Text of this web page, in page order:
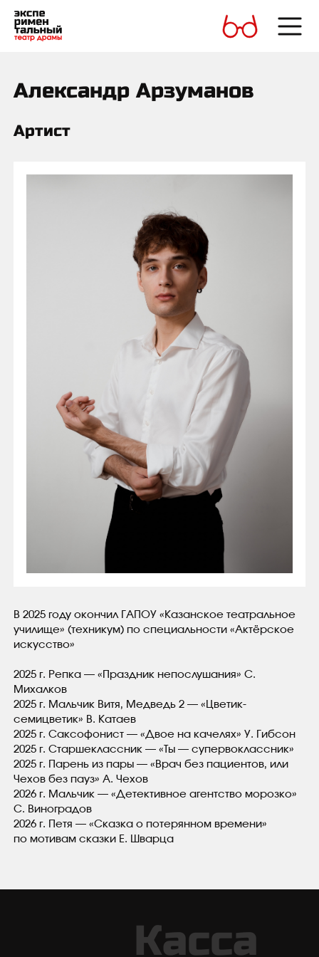
Александр Арзуманов
Артист
В 2025 году окончил ГАПОУ « Казанское театральное
училище» (техникум) по специальности «Актёрское
искусство»
2025 г. Репка — «Праздник непослушания» С.
Михалков
2025 г. Мальчик Витя, Медведь 2 — «Цветик-
семицветик» В. Катаев
2025 г. Саксофонист — «Двое на качелях» У. Гибсон
2025 г. Старшеклассник — «Ты — супервоклассник»
2025 г. Парень из пары — «Врач без пациентов, или
Чехов без пауз» А. Чехов
2026 г. Мальчик — «Детективное агентство морозко»
С. Виноградов
2026 г. Петя — «Сказка о потерянном времени»
по мотивам сказки Е. Шварца
Касса